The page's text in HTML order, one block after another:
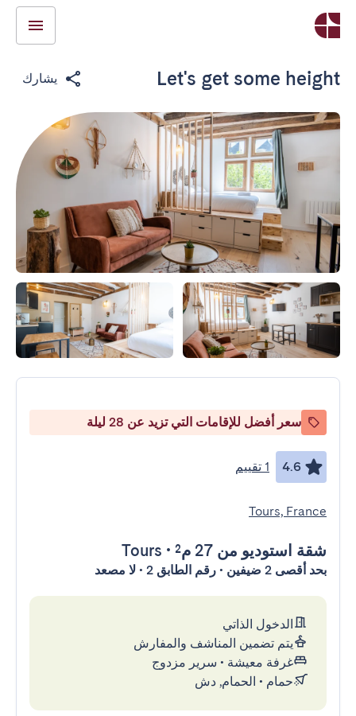
Let's get some height يشارك
سعر أفضل للإقامات التي تزيد عن 28 ليلة
4.6 1 تقييم
Tours, France
شقة استوديو من 27 م² •
Tours
بحد أقصى 2 ضيفين • رقم الطابق 2 • لا مصعد
الدخول الذاتي
يتم تضمين المناشف والمفارش
غرفة معيشة • سرير مزدوج
حمام • الحمام, دش